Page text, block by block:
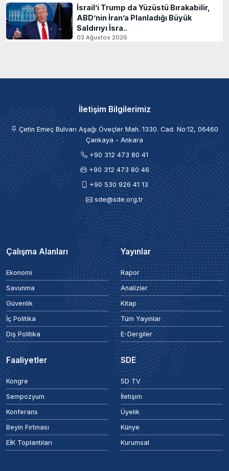
İsrail’i Trump da Yüzüstü Bırakabilir,
ABD’nin İran’a Planladığı Büyük
Saldırıyı İsra..
03 Ağustos 2026
İletişim Bilgilerimiz
Çetin Emeç Bulvarı Aşağı Öveçler Mah. 1330. Cad. No:12, 06460
Çankaya - Ankara
+90 312 473 80 41
+90 312 473 80 46
+90 530 926 41 13
sde@sde.org.tr
Çalışma Alanları
Ekonomi
Savunma
Güvenlik
İç Politika
Dış Politika
Yayınlar
Rapor
Analizler
Kitap
Tüm Yayınlar
E-Dergiler
Faaliyetler
Kongre
Sempozyum
Konferans
Beyin Fırtınası
EİK Toplantıları
SDE
SD TV
İletişim
Üyelik
Künye
Kurumsal